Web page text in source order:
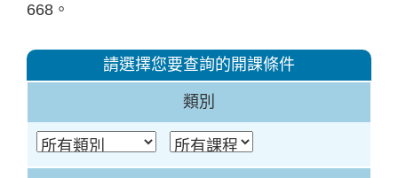
668。
請選擇您要查詢的開課條件
類別